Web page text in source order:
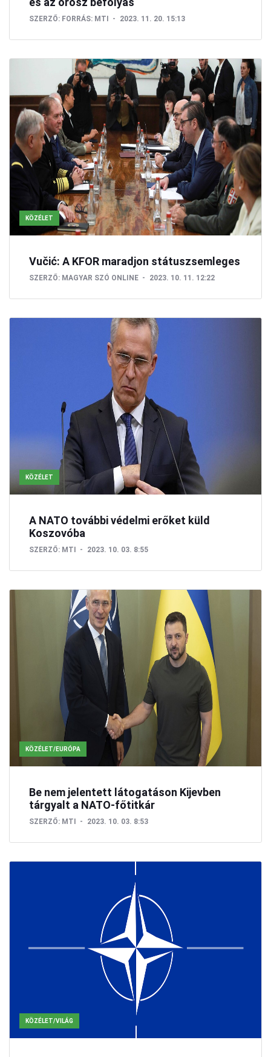
SZERZŐ: FORRÁS: MTI 2023. 11. 20. 15:13
KÖZÉLET
Vučić: A KFOR maradjon státuszsemleges
SZERZŐ: MAGYAR SZÓ ONLINE 2023. 10. 11. 12:22
KÖZÉLET
A NATO további védelmi erőket küld
Koszovóba
SZERZŐ: MTI 2023. 10. 03. 8:55
KÖZÉLET/EURÓPA
Be nem jelentett látogatáson Kijevben
tárgyalt a NATO-főtitkár
SZERZŐ: MTI 2023. 10. 03. 8:53
KÖZÉLET/VILÁG